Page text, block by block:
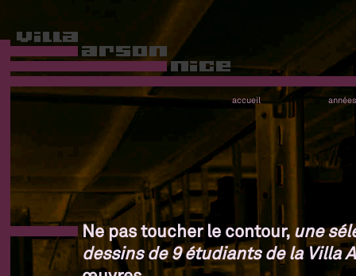
accueil années
Ne pas toucher le contour, une
dessins de 9 étudiants de la Villa